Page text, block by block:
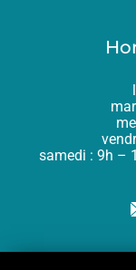
samedi : 9h –